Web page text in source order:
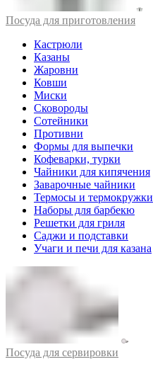
Посуда для приготовления
Кастрюли
Казаны
Жаровни
Ковши
Миски
Сковороды
Сотейники
Противни
Формы для выпечки
Кофеварки, турки
Чайники для кипячения
Заварочные чайники
Термосы и термокружки
Наборы для барбекю
Решетки для гриля
Саджи и подставки
Учаги и печи для казана
Посуда для сервировки